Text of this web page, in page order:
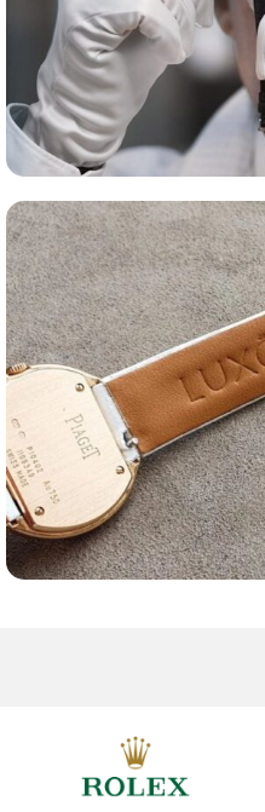
Оценка часов